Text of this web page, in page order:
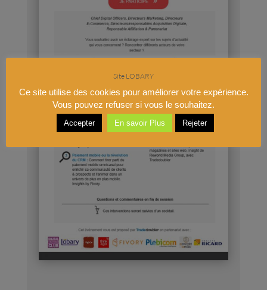
Site LOBARY
Ce site utilise des cookies pour améliorer votre expérience.
Vous pouvez refuser si vous le souhaitez.
Accepter En savoir Plus Rejeter